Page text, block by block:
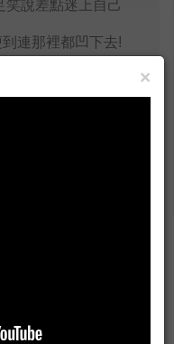
笑說差點迷上自己
連那裡都凹下去!
×